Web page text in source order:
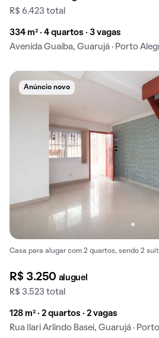
R$ 6.423 total
334 m² · 4 quartos · 3 vagas
Avenida Guaíba, Guarujá · Porto
Anúncio novo
Casa para alugar com 2 quartos, sendo 2
R$ 3.250 aluguel
R$ 3.523 total
128 m² · 2 quartos · 2 vagas
Rua Ilari Arlindo Basei, Guarujá ·